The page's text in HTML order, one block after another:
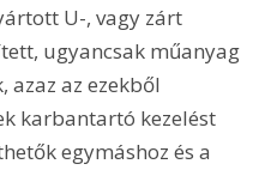
U-, vagy zárt
ugyancsak műanyag
az ezekből
karbantartó kezelést
egymáshoz és a